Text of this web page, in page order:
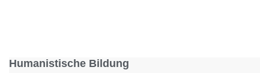
Humanistische Bildung